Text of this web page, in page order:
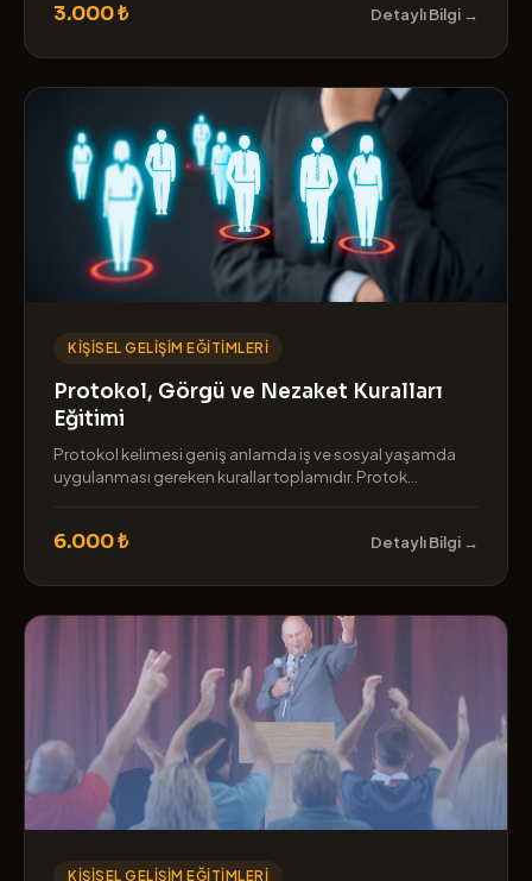
3.000 ₺ Detaylı Bilgi →
KIŞISEL GELIŞIM EĞITIMLERI
Protokol, Görgü ve Nezaket Kuralları
Eğitimi
Protokol kelimesi geniş anlamda iş ve sosyal yaşamda
uygulanması gereken kurallar toplamıdır. Protok...
6.000 ₺ Detaylı Bilgi →
KIŞISEL GELIŞIM EĞITIMLERI